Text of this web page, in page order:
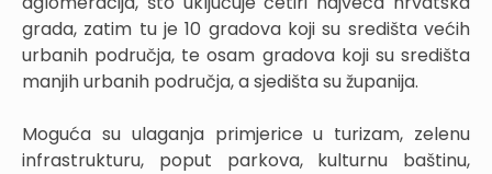
grada, zatim tu je 10 gradova koji su središta većih
urbanih područja, te osam gradova koji su središta
manjih urbanih područja, a sjedišta su županija.
Moguća su ulaganja primjerice u turizam, zelenu
infrastrukturu, poput parkova, kulturnu baštinu,